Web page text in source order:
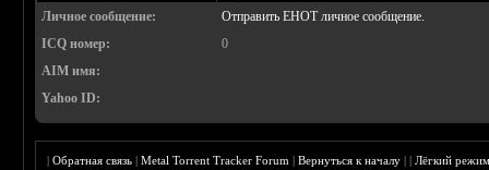
Личное сообщение:
Отправить EHOT личное сообщение.
ICQ номер:
0
AIM имя:
Yahoo ID:
|Обратная связь |Metal Torrent Tracker Forum |Вернуться к началу ||Лёгкий